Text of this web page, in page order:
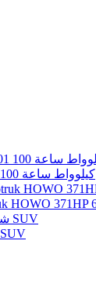
سيارة كهربائية Zeekr 001 100 كيلوواط ساعة
2025 شيري جيتور داشينغ SUV